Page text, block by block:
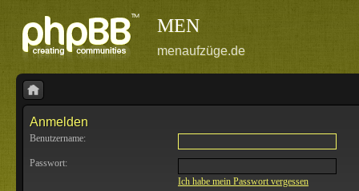
MEN
menaufzüge.de
Anmelden
Benutzername:
Passwort:
Ich habe mein Passwort vergessen